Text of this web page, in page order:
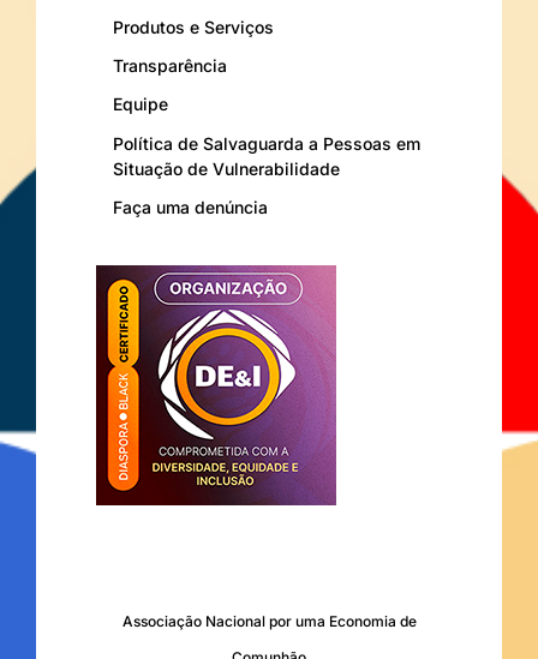
Produtos e Serviços
Transparência
Equipe
Política de Salvaguarda a Pessoas em
Situação de Vulnerabilidade
Faça uma denúncia
Associação Nacional por uma Economia de